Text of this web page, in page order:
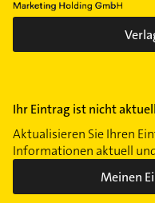
Ihr Eintrag ist nicht
Aktualisieren Sie Ihren
Informationen aktuell
Meinen